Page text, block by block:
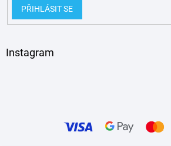
PŘIHLÁSIT SE
Instagram